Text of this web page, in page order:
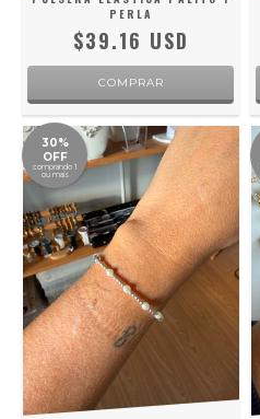
PERLA
$39.16 USD
30%
OFF
comprando 1
ou mais